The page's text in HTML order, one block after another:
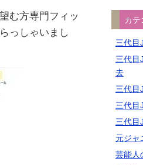
む方専門フィッ
っしゃいまし
カテ
三代目
三代目
去
三代目
三代目
三代目
元ジャ
芸能人